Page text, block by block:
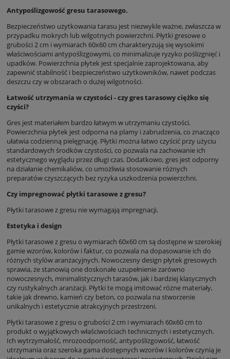
Antypoślizgowość gresu tarasowego.
Bezpieczeństwo użytkowania tarasu jest niezwykle ważne, zwłaszcza w
przypadku mokrych lub wilgotnych powierzchni. Płytki gresowe o
grubości 2 cm i wymiarach 60x60 cm charakteryzują się wysokimi
właściwościami antypoślizgowymi, co minimalizuje ryzyko poślizgnięć i
upadków. Powierzchnia płytek jest specjalnie zaprojektowana, aby
zapewnić stabilność i bezpieczeństwo użytkowników, nawet podczas
deszczu czy w obszarach o dużej wilgotności.
Łatwość utrzymania w czystości - czy gres tarasowy ciężko się
czyści?
Gres jest materiałem bardzo łatwym w utrzymaniu czystości.
Powierzchnia płytek jest odporna na plamy i zabrudzenia, co znacząco
ułatwia codzienną pielęgnację. Płytki można łatwo czyścić przy użyciu
standardowych środków czystości, co pozwala na zachowanie ich
estetycznego wyglądu przez długi czas. Dodatkowo, gres jest odporny
na działanie chemikaliów, co umożliwia stosowanie różnych
preparatów czyszczących bez ryzyka uszkodzenia powierzchni.
Czy impregnować płytki tarasowe z gresu?
Płytki tarasowe z gresu nie wymagają impregnacji.
Estetyka i design
Płytki tarasowe z gresu o wymiarach 60x60 cm są dostępne w szerokiej
gamie wzorów, kolorów i faktur, co pozwala na dopasowanie ich do
różnych stylów aranżacyjnych. Nowoczesny design płytek gresowych
sprawia, że stanowią one doskonałe uzupełnienie zarówno
nowoczesnych, minimalistycznych tarasów, jak i bardziej klasycznych
czy rustykalnych aranżacji. Płytki te mogą imitować różne materiały,
takie jak drewno, kamień czy beton, co pozwala na stworzenie
unikalnych i estetycznie atrakcyjnych przestrzeni.
Płytki tarasowe z gresu o grubości 2 cm i wymiarach 60x60 cm to
produkt o wyjątkowych właściwościach technicznych i estetycznych.
Ich wytrzymałość, mrozoodporność, antypoślizgowość, łatwość
utrzymania oraz szeroka gama dostępnych wzorów i kolorów czynią je